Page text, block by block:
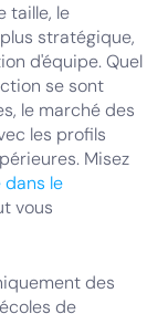
taille, le
stratégique,
d'équipe. Quel
se sont
le marché des
les profils
Misez
le
vous
des
de